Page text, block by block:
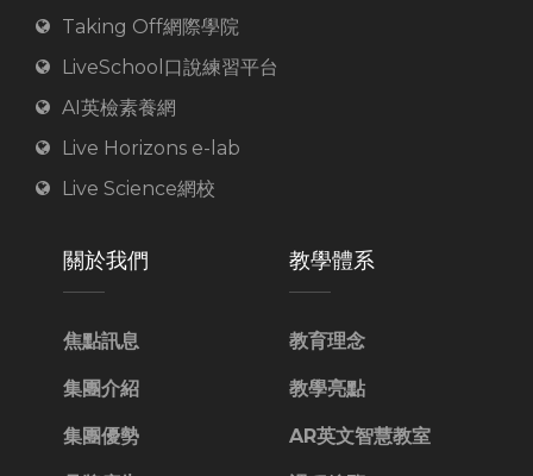
Taking Off網際學院
LiveSchool口說練習平台
AI英檢素養網
Live Horizons e-lab
Live Science網校
關於我們
焦點訊息
集團介紹
集團優勢
教學體系
教育理念
教學亮點
AR英文智慧教室